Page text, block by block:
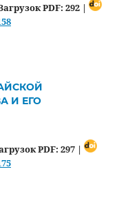
PDF: 292 |
И ЕГО
PDF: 297 |